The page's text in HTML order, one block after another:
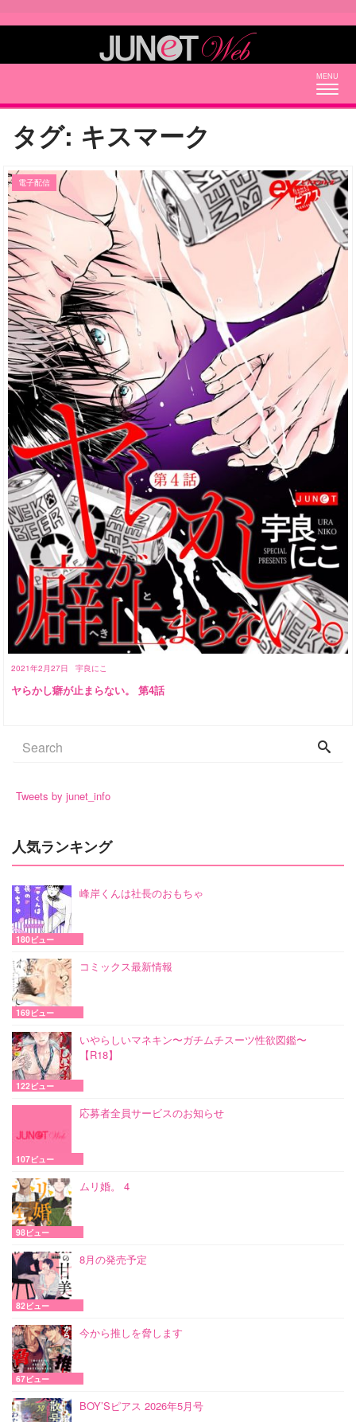
タグ: キスマーク
2021年2月27日 宇良にこ
電子配信
ヤらかし癖が止まらない。 第4話
Tweets by junet_info
人気ランキング
峰岸くんは社長のおもちゃ
180ビュー
コミックス最新情報
169ビュー
いやらしいマネキン〜ガチムチスーツ性欲図鑑〜
【R18】
122ビュー
応募者全員サービスのお知らせ
107ビュー
ムリ婚。 4
98ビュー
8月の発売予定
82ビュー
今から推しを脅します
67ビュー
BOY’Sピアス 2026年5月号